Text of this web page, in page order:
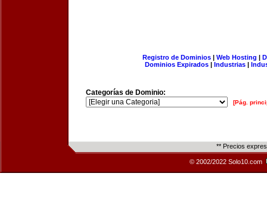
Registro de Dominios| Web Hosting |
Dominios Expirados | Industrias |
Categorías de Dominio:
[Pág.
** Precios
© 2002/2022 Solo10.com